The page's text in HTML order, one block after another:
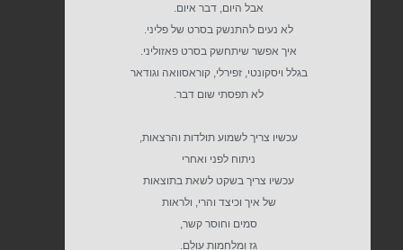
אבל היום, דבר איום.
לא נעים להתנשק בסרט של פליני.
איך אפשר שיתחשק בסרט פאזוליני.
בגלל ויסקונטי, זפירלי, קוראסוואה וגודאר
לא תפסתי שום דבר.
עכשיו צריך לשמוע תולדות והרצאות,
ניתוח לפני ואחרי
עכשיו צריך בשקט לשאת בתוצאות
של איך וכיצד והרי, ולראות
סמים וחוסר קשר,
גז ומלחמות עולם.